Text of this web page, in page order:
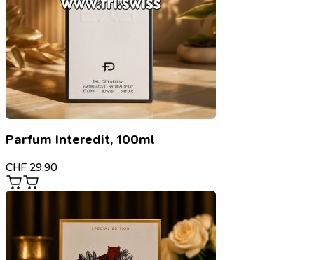
Parfum Interedit, 100ml
CHF 29.90